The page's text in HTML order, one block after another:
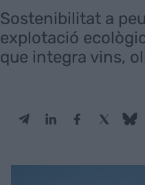
Sostenibilitat a
explotació
que integra vins,